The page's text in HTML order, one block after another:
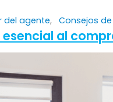
del agente, Consejos
esencial al